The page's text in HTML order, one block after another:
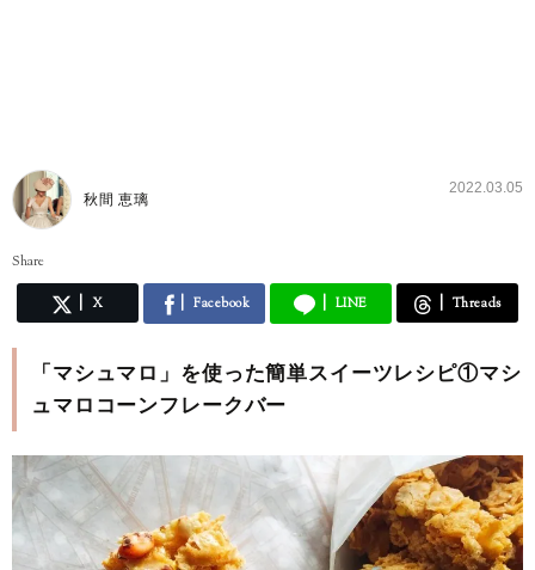
秋間 恵璃
2022.03.05
Share
X Facebook LINE Threads
「マシュマロ」を使った簡単スイーツレシピ①マシ
ュマロコーンフレークバー